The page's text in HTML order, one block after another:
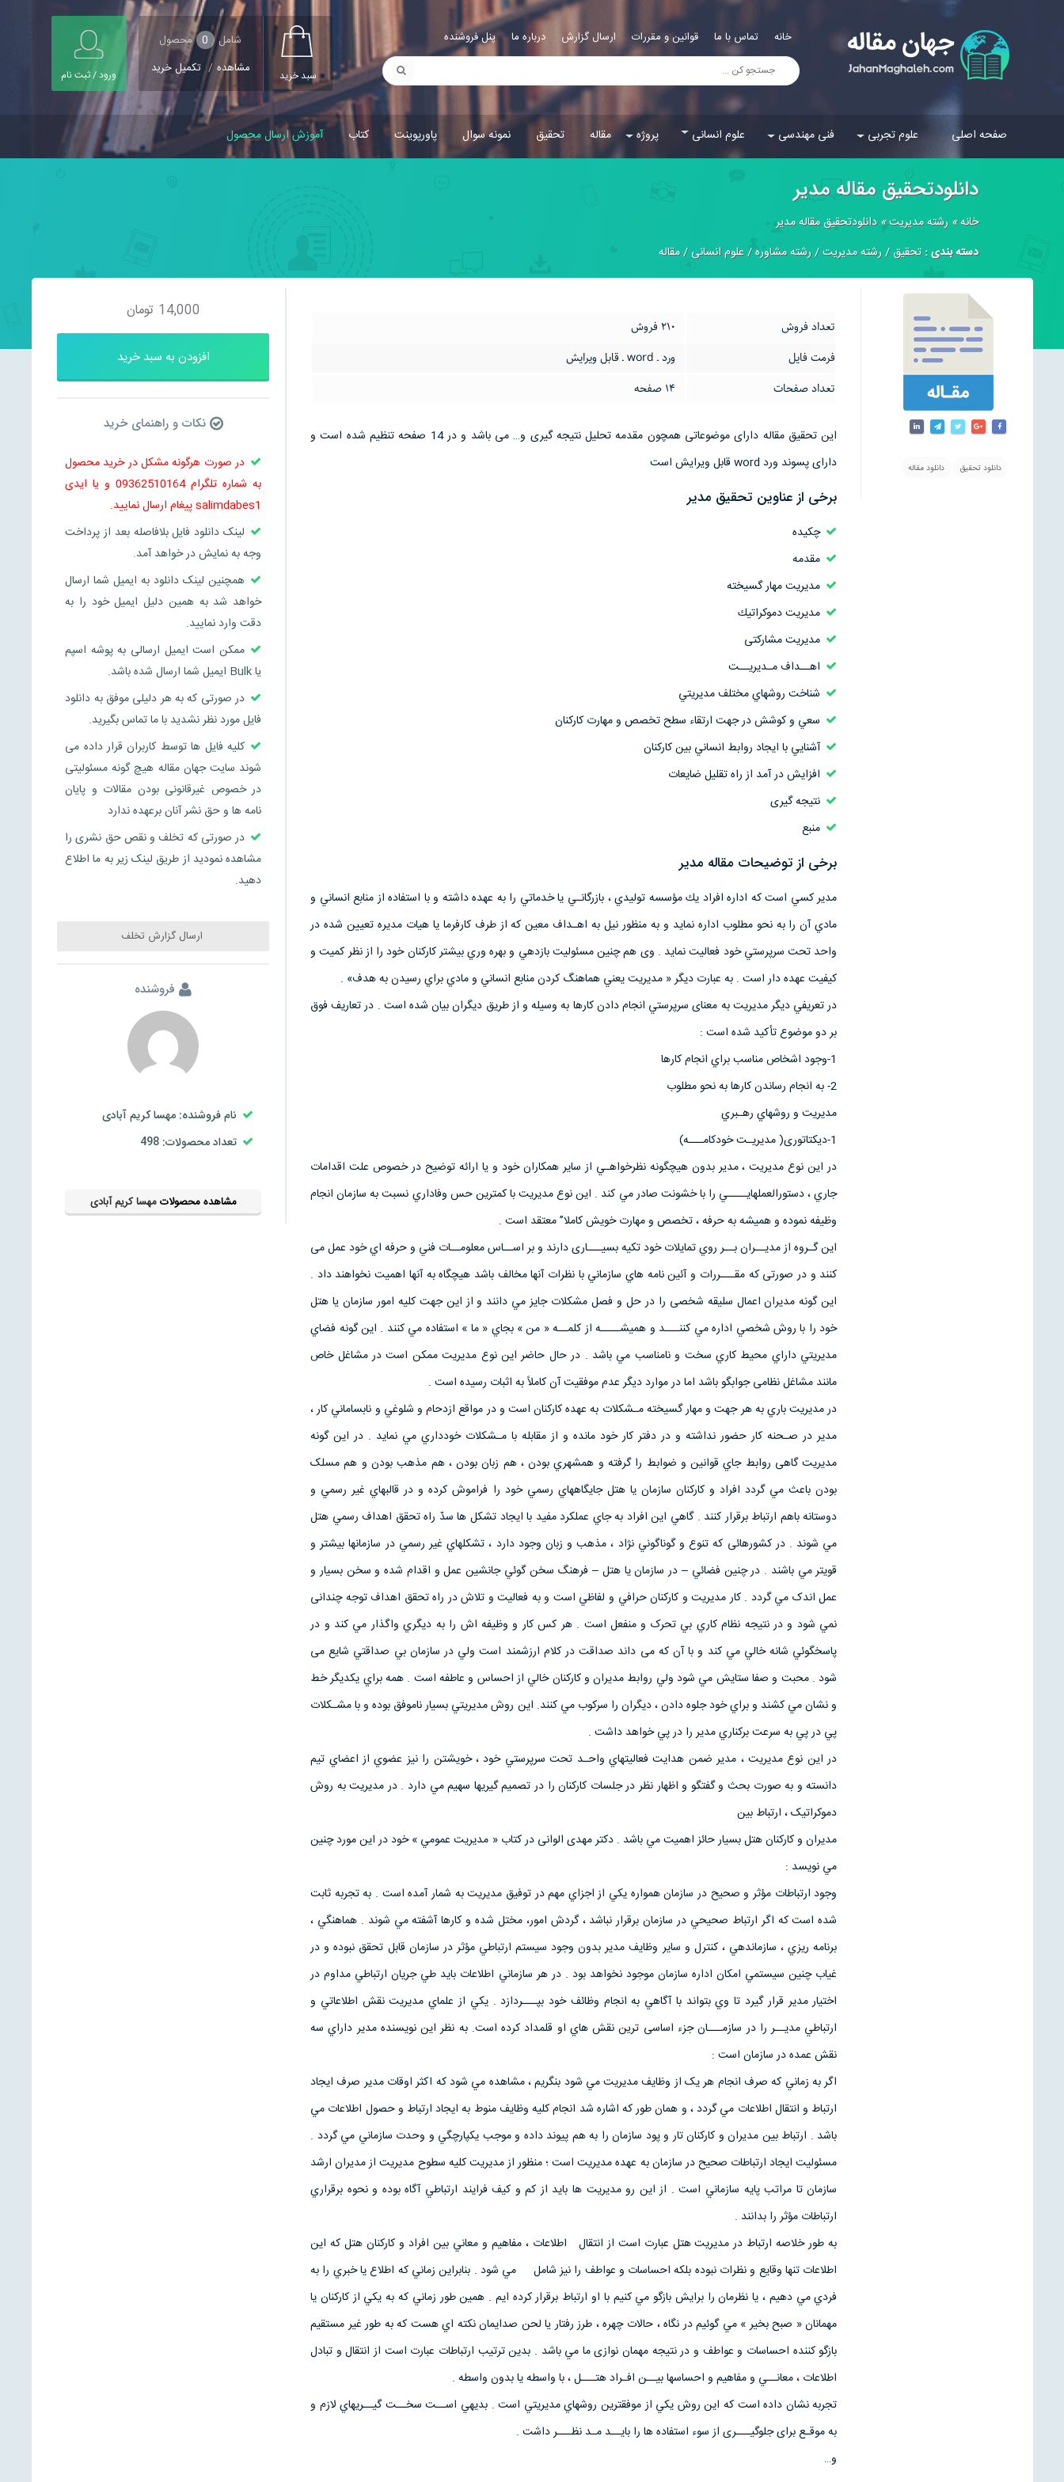
خانه تماس با ما قوانین و مقررات ارسال گزارش درباره ما پنل فروشنده
سبد خرید
شامل 0 محصول
مشاهده / تکمیل خرید ورود / ثبت نام
صفحه اصلی علوم تجربی فنی مهندسی علوم انسانی پروژه مقاله تحقیق نمونه سوال پاورپوینت کتاب آموزش ارسال محصول
دانلودتحقیق مقاله مدیر
خانه» رشته مدیریت» دانلودتحقیق مقاله مدیر
دسته بندی :تحقیق/رشته مدیریت/رشته مشاوره/علوم انسانی/مقاله
دانلود تحقیق دانلود مقاله
تعداد فروش
210 فروش
فرمت فایل
ورد ـ word ـ قابل ویرایش
تعداد صفحات
14 صفحه
این تحقیق مقاله دارای موضوعاتی همچون مقدمه تحلیل نتیجه گیری و… می باشد و در 14 صفحه تنظیم شده است و
دارای پسوند ورد word قابل ویرایش است
برخی از عناوین تحقیق مدیر
چکیده
مقدمه
مديريت مهار گسيخته
مديريت دموكراتيك
مديريت مشارکتی
اهــداف مـديريــت
شناخت روشهاي مختلف مديريتي
سعي و كوشش در جهت ارتقاء سطح تخصص و مهارت کارکنان
آشنايي با ايجاد روابط انساني بين كاركنان
افزايش در آمد از راه تقليل ضايعات
نتیجه گیری
منبع
برخی از توضیحات مقاله مدیر
مدير كسي است كه اداره افراد يك مؤسسه توليدي ، بازرگانـي يا خدماتي را به عهده داشته و با استفاده از منابع انساني و
مادي آن را به نحو مطلوب اداره نمايد و به منظور نيل به اهـداف معين كه از طرف كارفرما يا هيات مديره تعيين شده در
واحد تحت سرپرستي خود فعاليت نمايد . وی هم چنین مسئوليت بازدهي و بهره وري بيشتر كاركنان خود را از نظر كميت و
كيفيت عهده دار است . به عبارت ديگر « مديريت يعني هماهنگ کردن منابع انساني و مادي براي رسيدن به هدف» .
در تعريفي ديگر مديريت به معنای سرپرستي انجام دادن کارها به وسيله و از طريق ديگران بیان شده است . در تعاريف فوق
بر دو موضوع تأکيد شده است :
1-وجود اشخاص مناسب براي انجام کارها
2- به انجام رساندن کارها به نحو مطلوب
مديريت و روشهاي رهـبري
1-دیکتاتوری( مديريـت خودکامـــه)
در این نوع مدیریت ، مدیر بدون هيچگونه نظرخواهـي از ساير همکاران خود و یا ارائه توضيح در خصوص علت اقدامات
جاري ، دستورالعملهايــــي را با خشونت صادر مي كند . اين نوع مديريت با کمترين حس وفاداري نسبت به سازمان انجام
وظيفه نموده و هميشه به حرفه ، تخصص و مهارت خويش کاملا” معتقد است .
اين گـروه از مديــران بــر روي تمايلات خود تکيه بسیـــاری دارند و بر اســاس معلومــات فني و حرفه اي خود عمل می
کنند و در صورتی که مقـــررات و آئين نامه هاي سازماني با نظرات آنها مخالف باشد هیچگاه به آنها اهميت نخواهند داد .
اين گونه مديران اعمال سلیقه شخصی را در حل و فصل مشکلات جايز مي دانند و از اين جهت کليه امور سازمان یا هتل
خود را با روش شخصي اداره مي کننـــد و هميشــــه از کلمــه « من » بجاي « ما » استفاده مي کنند . اين گونه فضاي
مديريتي داراي محيط كاري سخت و نامناسب مي باشد . در حال حاضر اين نوع مديريت ممکن است در مشاغل خاص
مانند مشاغل نظامی جوابگو باشد اما در موارد دیگر عدم موفقيت آن كاملاً به اثبات رسيده است .
در مديريت باري به هر جهت و مهار گسيخته مـشكلات به عهده كاركنان است و در مواقع ازدحام و شلوغي و نابساماني كار ،
مدير در صـحنه كار حضور نداشته و در دفتر كار خود مانده و از مقابله با مـشكلات خودداري مي نمايد . در اين گونه
مديريت گاهی روابط جاي قوانين و ضوابط را گرفته و همشهري بودن ، هم زبان بودن ، هم مذهب بودن و هم مسلک
بودن باعث مي گردد افراد و کارکنان سازمان يا هتل جايگاههاي رسمي خود را فراموش کرده و در قالبهاي غير رسمي و
دوستانه باهم ارتباط برقرار کنند . گاهي اين افراد به جاي عملکرد مفید با ايجاد تشکل ها سدّ راه تحقق اهداف رسمي هتل
مي شوند . در کشورهائی که تنوع و گوناگوني نژاد ، مذهب و زبان وجود دارد ، تشکلهاي غير رسمي در سازمانها بیشتر و
قويتر مي باشند . در چنين فضائي – در سازمان يا هتل – فرهنگ سخن گوئي جانشين عمل و اقدام شده و سخن بسيار و
عمل اندک مي گردد . کار مديريت و کارکنان حرافي و لفاظي است و به فعاليت و تلاش در راه تحقق اهداف توجه چندانی
نمي شود و در نتيجه نظام کاري بي تحرک و منفعل است . هر کس کار و وظيفه اش را به ديگري واگذار مي کند و در
پاسخگوئي شانه خالي مي کند و با آن که می داند صداقت در کلام ارزشمند است ولي در سازمان بي صداقتي شايع می
شود . محبت و صفا ستايش مي شود ولي روابط مديران و کارکنان خالي از احساس و عاطفه است . همه براي يکديگر خط
و نشان مي کشند و براي خود جلوه دادن ، ديگران را سرکوب مي کنند. اين روش مديريتي بسيار ناموفق بوده و با مشـكلات
پي در پي به سرعت بركناري مدير را در پي خواهد داشت .
در این نوع مديريت ، مدیر ضمن هدايت فعاليتهاي واحـد تحت سرپرستي خود ، خويشتن را نيز عضوي از اعضاي تيم
دانسته و به صورت بحث و گفتگو و اظهار نظر در جلسات كاركنان را در تصميم گيريها سهيم مي دارد . در مديريت به روش
دموکراتيک ، ارتباط بين
مديران و کارکنان هتل بسيار حائز اهميت مي باشد . دکتر مهدی الوانی در کتاب « مديريت عمومي » خود در اين مورد چنين
مي نويسد :
وجود ارتباطات مؤثر و صحيح در سازمان همواره يکي از اجزاي مهم در توفيق مديريت به شمار آمده است . به تجربه ثابت
شده است که اگر ارتباط صحيحي در سازمان برقرار نباشد ، گردش امور، مختل شده و کارها آشفته مي شوند . هماهنگي ،
برنامه ريزي ، سازماندهي ، کنترل و ساير وظايف مدير بدون وجود سيستم ارتباطي مؤثر در سازمان قابل تحقق نبوده و در
غياب چنين سيستمي امکان اداره سازمان موجود نخواهد بود . در هر سازماني اطلاعات بايد طي جريان ارتباطي مداوم در
اختيار مدير قرار گيرد تا وي بتواند با آگاهي به انجام وظائف خود بپـــردازد . يکي از علماي مديريت نقش اطلاعاتي و
ارتباطي مديــر را در سازمـــان جزء اساسی ترین نقش هاي او قلمداد کرده است. به نظر اين نويسنده مدير داراي سه
نقش عمده در سازمان است :
اگر به زماني که صرف انجام هر يک از وظايف مديريت مي شود بنگريم ، مشاهده مي شود که اکثر اوقات مدير صرف ايجاد
ارتباط و انتقال اطلاعات مي گردد ، و همان طور که اشاره شد انجام کليه وظايف منوط به ايجاد ارتباط و حصول اطلاعات مي
باشد . ارتباط بین مدیران و کارکنان تار و پود سازمان را به هم پيوند داده و موجب يکپارچگي و وحدت سازماني مي گردد .
مسئوليت ايجاد ارتباطات صحيح در سازمان به عهده مديريت است ؛ منظور از مديريت کليه سطوح مديريت از مدیران ارشد
سازمان تا مراتب پايه سازماني است . از اين رو مديريت ها بايد از کم و کيف فرايند ارتباطي آگاه بوده و نحوه برقراري
ارتباطات مؤثر را بدانند .
به طور خلاصه ارتباط در مديريت هتل عبارت است از انتقال اطلاعات ، مفاهيم و معاني بين افراد و کارکنان هتل که اين
اطلاعات تنها وقايع و نظرات نبوده بلکه احساسات و عواطف را نيز شامل مي شود . بنابراين زماني که اطلاع يا خبري را به
فردي مي دهيم ، يا نظرمان را برايش بازگو مي کنيم با او ارتباط برقرار کرده ايم . همين طور زماني که به يکي از کارکنان يا
مهمانان « صبح بخير » مي گوئيم در نگاه ، حالات چهره ، طرز رفتار یا لحن صدايمان نکته اي هست که به طور غیر مستقیم
بازگو کننده احساسات و عواطف و در نتیجه مهمان نوازی ما مي باشد . بدين ترتيب ارتباطات عبارت است از انتقال و تبادل
اطلاعات ، معانــي و مفاهيم و احساسها بيــن افـراد هتـــل ، با واسطه يا بدون واسطه .
تجربه نشان داده است كه اين روش يكي از موفقترين روشهاي مديريتي است . بديهي اســت سخــت گيــريهاي لازم و
به موقـع برای جلوگیـــری از سوء استفاده ها را بايــد مـد نظـــر داشت .
و…
14,000 تومان
افزودن به سبد خرید
نکات و راهنمای خرید
در صورت هرگونه مشکل در خرید محصول
به شماره تلگرام 09362510164 و یا ایدی
salimdabes1 پیغام ارسال نمایید.
لینک دانلود فایل بلافاصله بعد از پرداخت
وجه به نمایش در خواهد آمد.
همچنین لینک دانلود به ایمیل شما ارسال
خواهد شد به همین دلیل ایمیل خود را به
دقت وارد نمایید.
ممکن است ایمیل ارسالی به پوشه اسپم
یا Bulk ایمیل شما ارسال شده باشد.
در صورتی که به هر دلیلی موفق به دانلود
فایل مورد نظر نشدید با ما تماس بگیرید.
کلیه فایل ها توسط کاربران قرار داده می
شوند سایت جهان مقاله هیچ گونه مسئولیتی
در خصوص غیرقانونی بودن مقالات و پایان
نامه ها و حق نشر آنان برعهده ندارد
در صورتی که تخلف و نقص حق نشری را
مشاهده نمودید از طریق لینک زیر به ما اطلاع
دهید.
ارسال گزارش تخلف
فروشنده
نام فروشنده: مهسا کریم آبادی
تعداد محصولات: 498
مشاهده محصولاتمهسا کریم آبادی